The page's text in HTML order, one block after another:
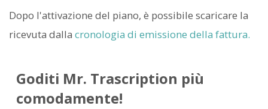
Dopo l'attivazione del piano, è possibile scaricare la
ricevuta dalla cronologia di emissione della fattura.
Goditi Mr. Trascription più
comodamente!